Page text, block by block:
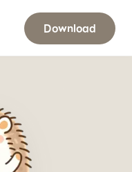
Download